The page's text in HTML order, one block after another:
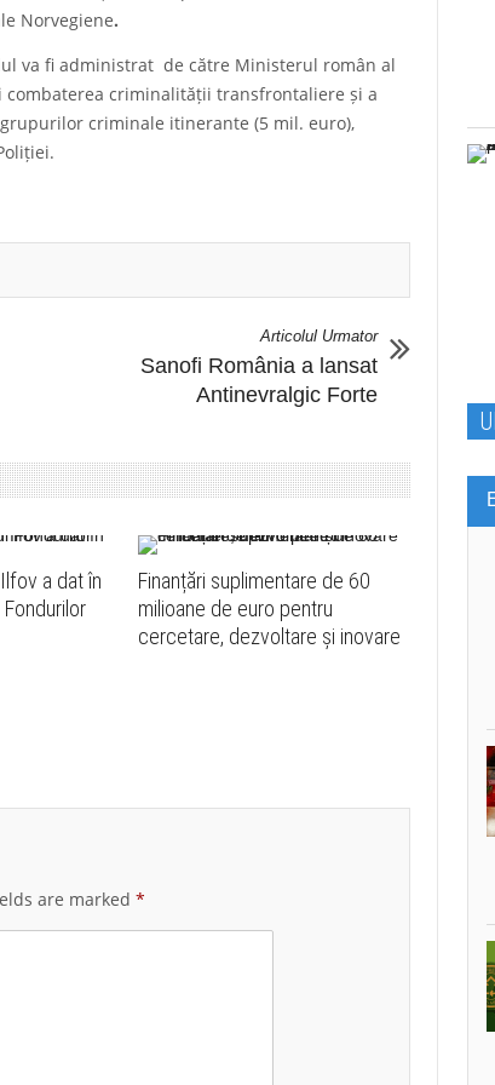
Norvegiene.
va fi administrat de către Ministerul român al
combaterea criminalității transfrontaliere și a
criminale itinerante (5 mil. euro),
Articolul Urmator
Sanofi România a lansat
Antinevralgic Forte
a dat în
Finanțări suplimentare de 60
milioane de euro pentru
cercetare, dezvoltare și inovare
are marked *